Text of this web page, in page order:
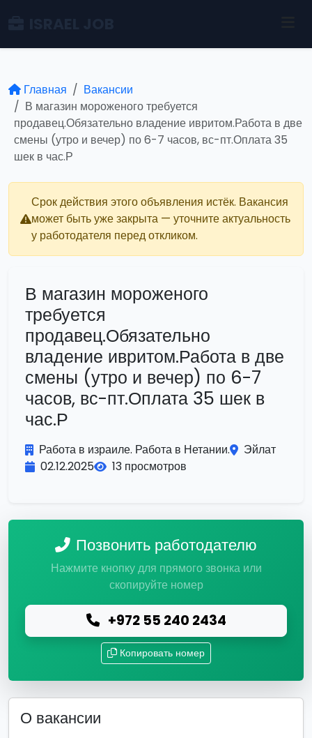
Главная
Вакансии
В магазин мороженого требуется
продавец.Обязательно владение ивритом.Работа в две
смены (утро и вечер) по 6-7 часов, вс-пт.Оплата 35
шек в час.Р
Срок действия этого объявления истёк. Вакансия
может быть уже закрыта — уточните актуальность
у работодателя перед откликом.
В магазин мороженого
требуется
продавец.Обязательно
владение ивритом.Работа в две
смены (утро и вечер) по 6-7
часов, вс-пт.Оплата 35 шек в
час.Р
Работа в израиле. Работа в Нетании.
Эйлат
02.12.2025
13 просмотров
Позвонить работодателю
Нажмите кнопку для прямого звонка или
скопируйте номер
+972 55 240 2434
Копировать номер
О вакансии